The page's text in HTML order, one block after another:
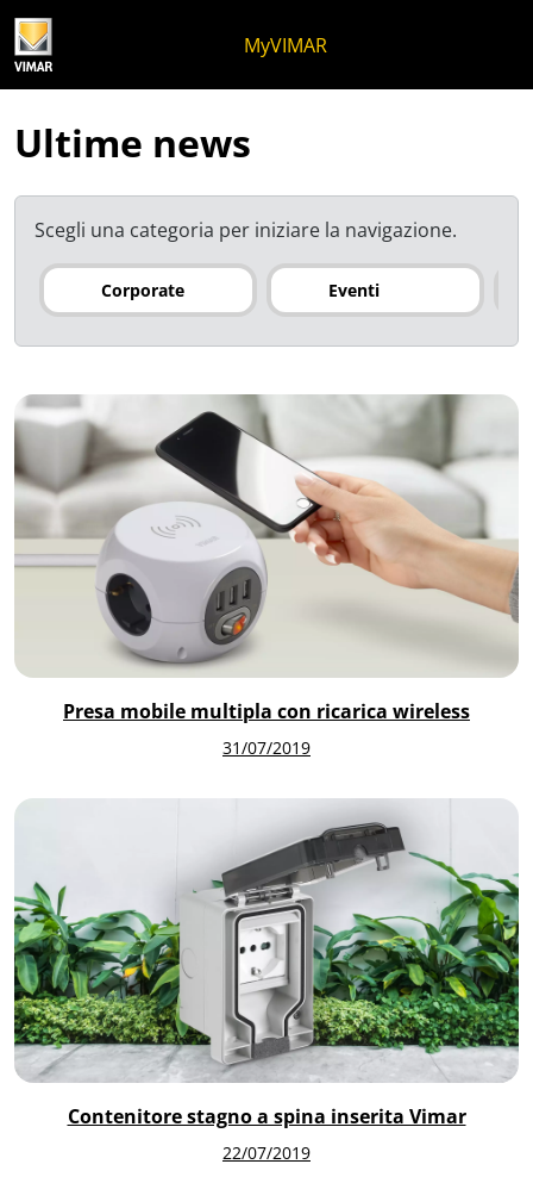
MyVIMAR
Ultime news
Scegli una categoria per iniziare la navigazione.
Corporate Eventi
Presa mobile multipla con ricarica wireless
31/07/2019
Contenitore stagno a spina inserita Vimar
22/07/2019